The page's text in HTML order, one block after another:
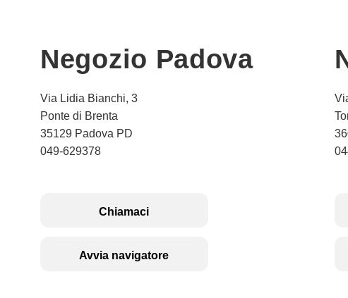
Negozio Padova
Via Lidia Bianchi, 3
Ponte di Brenta
35129 Padova PD
049-629378
Chiamaci
Avvia navigatore